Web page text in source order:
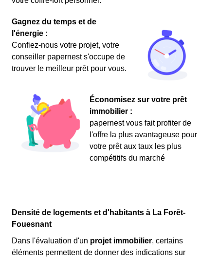
Gagnez du temps et de
l'énergie :
Confiez-nous votre projet, votre
conseiller papernest s'occupe de
trouver le meilleur prêt pour vous.
Économisez sur votre prêt
immobilier :
papernest vous fait profiter de
l'offre la plus avantageuse pour
votre prêt aux taux les plus
compétitifs du marché
Densité de logements et d'habitants à La Forêt-
Fouesnant
Dans l'évaluation d'un projet immobilier, certains
éléments permettent de donner des indications sur